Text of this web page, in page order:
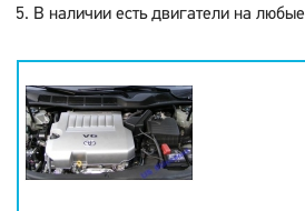
В наличии есть двигатели на